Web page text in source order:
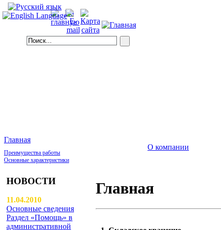
Главная
Преимущества работы
Основные характеристики
О компании
НОВОСТИ
11.04.2010
Основные сведения
Раздел «Помощь» в
административной
Главная